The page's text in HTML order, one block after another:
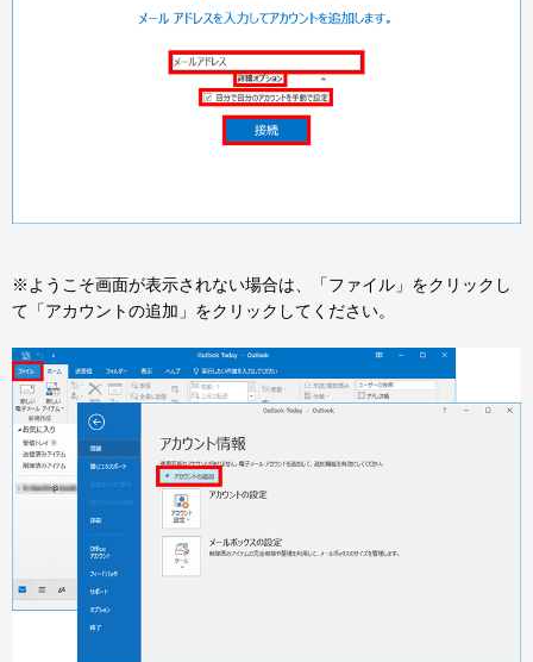
※ようこそ画面が表示されない場合は、「ファイル」をクリックし
て「アカウントの追加」をクリックしてください。